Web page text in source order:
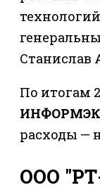
Станислав
По итогам
расходы —
ООО